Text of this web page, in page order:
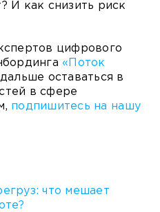
И как снизить риск
цифрового
«Поток
оставаться в
в сфере
подпишитесь на нашу
что мешает